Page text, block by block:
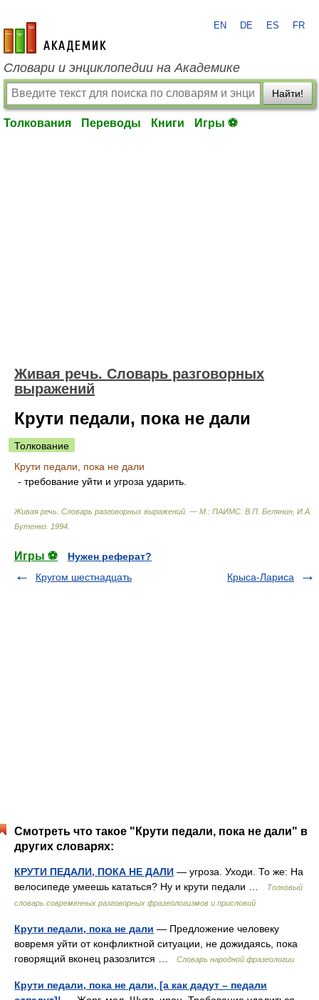
academic.ru
EN DE ES FR
Словари и энциклопедии на Академике
Найти!
Толкования Переводы Книги Игры ⚽
Живая речь. Словарь разговорных
выражений
Крути педали, пока не дали
Толкование
Крути педали, пока не дали
- требование уйти и угроза ударить.
Живая речь. Словарь разговорных выражений. — М.: ПАИМС В.П. Белянин, И.А.
Бутенко 1994
Игры ⚽
Нужен реферат?
Кругом шестнадцать
Крыса-Лариса
Смотреть что такое "Крути педали, пока не дали" в
других словарях:
КРУТИ ПЕДАЛИ, ПОКА НЕ ДАЛИ — угроза. Уходи. То же: На
велосипеде умеешь кататься? Ну и крути педали …
Толковый
словарь современных разговорных фразеологизмов и присловий
Крути педали, пока не дали — Предложение человеку
вовремя уйти от конфликтной ситуации, не дожидаясь, пока
говорящий вконец разозлится …
Словарь народной фразеологии
Крути педали, пока не дали, [а как дадут – педали